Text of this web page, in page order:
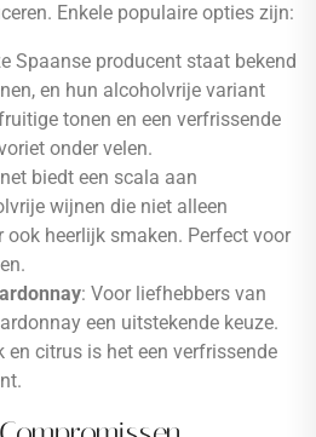
Enkele populaire opties zijn:
Spaanse producent staat bekend
en hun alcoholvrije variant
tonen en een verfrissende
onder velen.
biedt een scala aan
wijnen die niet alleen
ook heerlijk smaken. Perfect voor
: Voor liefhebbers van
een uitstekende keuze.
en citrus is het een verfrissende